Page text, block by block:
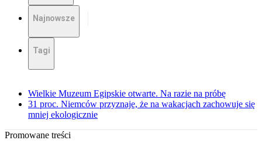
Najnowsze
Tagi
Wielkie Muzeum Egipskie otwarte. Na razie na próbę
31 proc. Niemców przyznaje, że na wakacjach zachowuje się
mniej ekologicznie
Promowane treści